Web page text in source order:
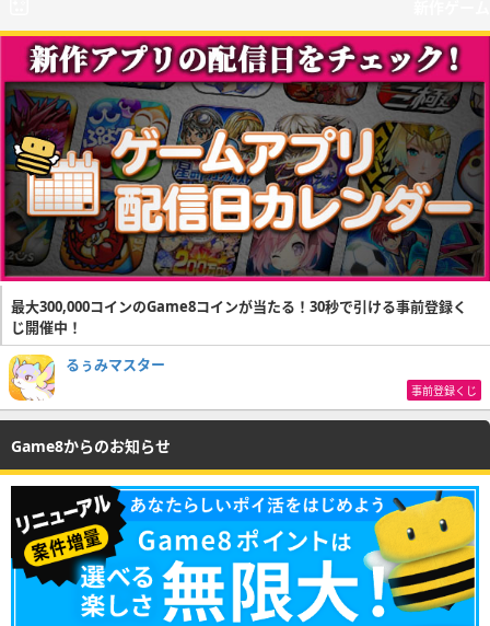
最大300,000コインのGame8コインが当たる！30秒で引ける事前登録く
じ開催中！
るぅみマスター
事前登録くじ
Game8からのお知らせ